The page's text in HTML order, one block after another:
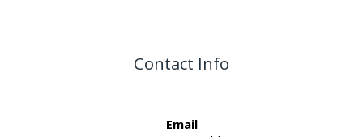
Contact Info
Email